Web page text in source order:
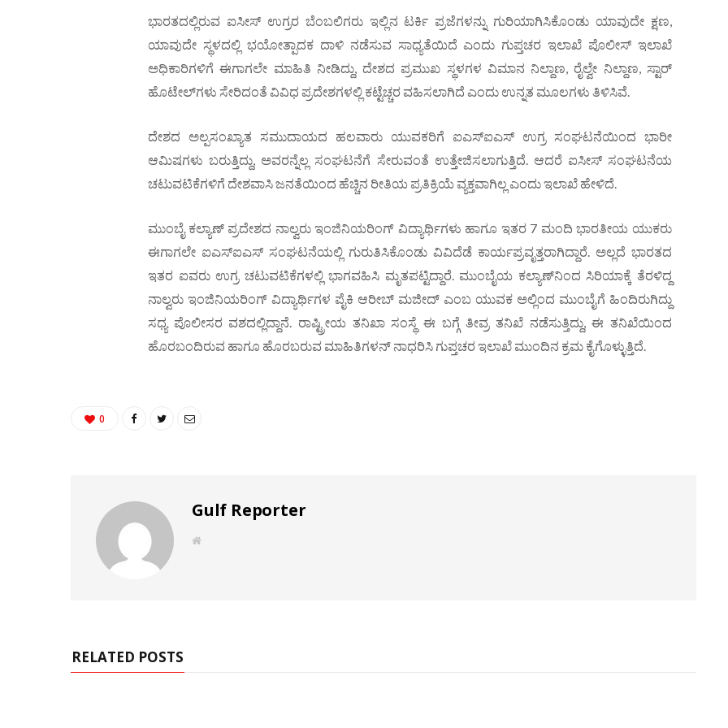
ಭಾರತದಲ್ಲಿರುವ ಐಸೀಸ್ ಉಗ್ರರ ಬೆಂಬಲಿಗರು ಇಲ್ಲಿನ ಟರ್ಕಿ ಪ್ರಜೆಗಳನ್ನು ಗುರಿಯಾಗಿಸಿಕೊಂಡು ಯಾವುದೇ ಕ್ಷಣ,
ಯಾವುದೇ ಸ್ಥಳದಲ್ಲಿ ಭಯೋತ್ಪಾದಕ ದಾಳಿ ನಡೆಸುವ ಸಾಧ್ಯತೆಯಿದೆ ಎಂದು ಗುಪ್ತಚರ ಇಲಾಖೆ ಪೊಲೀಸ್ ಇಲಾಖೆ
ಅಧಿಕಾರಿಗಳಿಗೆ ಈಗಾಗಲೇ ಮಾಹಿತಿ ನೀಡಿದ್ದು, ದೇಶದ ಪ್ರಮುಖ ಸ್ಥಳಗಳ ವಿಮಾನ ನಿಲ್ದಾಣ, ರೈಲ್ವೇ ನಿಲ್ದಾಣ, ಸ್ಟಾರ್
ಹೊಟೇಲ್‌ಗಳು ಸೇರಿದಂತೆ ವಿವಿಧ ಪ್ರದೇಶಗಳಲ್ಲಿ ಕಟ್ಟೆಚ್ಚರ ವಹಿಸಲಾಗಿದೆ ಎಂದು ಉನ್ನತ ಮೂಲಗಳು ತಿಳಿಸಿವೆ.
ದೇಶದ ಅಲ್ಪಸಂಖ್ಯಾತ ಸಮುದಾಯದ ಹಲವಾರು ಯುವಕರಿಗೆ ಐಎಸ್‌ಐಎಸ್ ಉಗ್ರ ಸಂಘಟನೆಯಿಂದ ಭಾರೀ
ಆಮಿಷಗಳು ಬರುತ್ತಿದ್ದು, ಅವರನ್ನೆಲ್ಲ ಸಂಘಟನೆಗೆ ಸೇರುವಂತೆ ಉತ್ತೇಜಿಸಲಾಗುತ್ತಿದೆ. ಆದರೆ ಐಸೀಸ್ ಸಂಘಟನೆಯ
ಚಟುವಟಿಕೆಗಳಿಗೆ ದೇಶವಾಸಿ ಜನತೆಯಿಂದ ಹೆಚ್ಚಿನ ರೀತಿಯ ಪ್ರತಿಕ್ರಿಯೆ ವ್ಯಕ್ತವಾಗಿಲ್ಲ ಎಂದು ಇಲಾಖೆ ಹೇಳಿದೆ.
ಮುಂಬೈ ಕಲ್ಯಾಣ್ ಪ್ರದೇಶದ ನಾಲ್ವರು ಇಂಜಿನಿಯರಿಂಗ್ ವಿದ್ಯಾರ್ಥಿಗಳು ಹಾಗೂ ಇತರ 7 ಮಂದಿ ಭಾರತೀಯ ಯುಕರು
ಈಗಾಗಲೇ ಐಎಸ್‌ಐಎಸ್ ಸಂಘಟನೆಯಲ್ಲಿ ಗುರುತಿಸಿಕೊಂಡು ವಿವಿದೆಡೆ ಕಾರ್ಯಪ್ರವೃತ್ತರಾಗಿದ್ದಾರೆ. ಅಲ್ಲದೆ ಭಾರತದ
ಇತರ ಐವರು ಉಗ್ರ ಚಟುವಟಿಕೆಗಳಲ್ಲಿ ಭಾಗವಹಿಸಿ ಮೃತಪಟ್ಟಿದ್ದಾರೆ. ಮುಂಬೈಯ ಕಲ್ಯಾಣ್‌ನಿಂದ ಸಿರಿಯಾಕ್ಕೆ ತೆರಳಿದ್ದ
ನಾಲ್ವರು ಇಂಜಿನಿಯರಿಂಗ್ ವಿದ್ಯಾರ್ಥಿಗಳ ಪೈಕಿ ಆರೀಬ್ ಮಜೀದ್ ಎಂಬ ಯುವಕ ಅಲ್ಲಿಂದ ಮುಂಬೈಗೆ ಹಿಂದಿರುಗಿದ್ದು
ಸಧ್ಯ ಪೊಲೀಸರ ವಶದಲ್ಲಿದ್ದಾನೆ. ರಾಷ್ಟ್ರೀಯ ತನಿಖಾ ಸಂಸ್ಥೆ ಈ ಬಗ್ಗೆ ತೀವ್ರ ತನಿಖೆ ನಡೆಸುತ್ತಿದ್ದು, ಈ ತನಿಖೆಯಿಂದ
ಹೊರಬಂದಿರುವ ಹಾಗೂ ಹೊರಬರುವ ಮಾಹಿತಿಗಳನ್ ನಾಧರಿಸಿ ಗುಪ್ತಚರ ಇಲಾಖೆ ಮುಂದಿನ ಕ್ರಮ ಕೈಗೊಳ್ಳುತ್ತಿದೆ.
0
Gulf Reporter
W
RELATED POSTS